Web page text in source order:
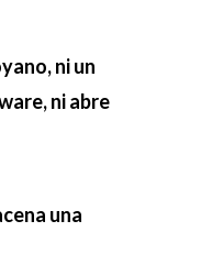
ni un
ni abre
una